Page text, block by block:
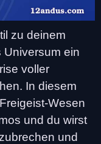
zu deinem
Universum ein
voller
In diesem
Wesen
und du wirst
und